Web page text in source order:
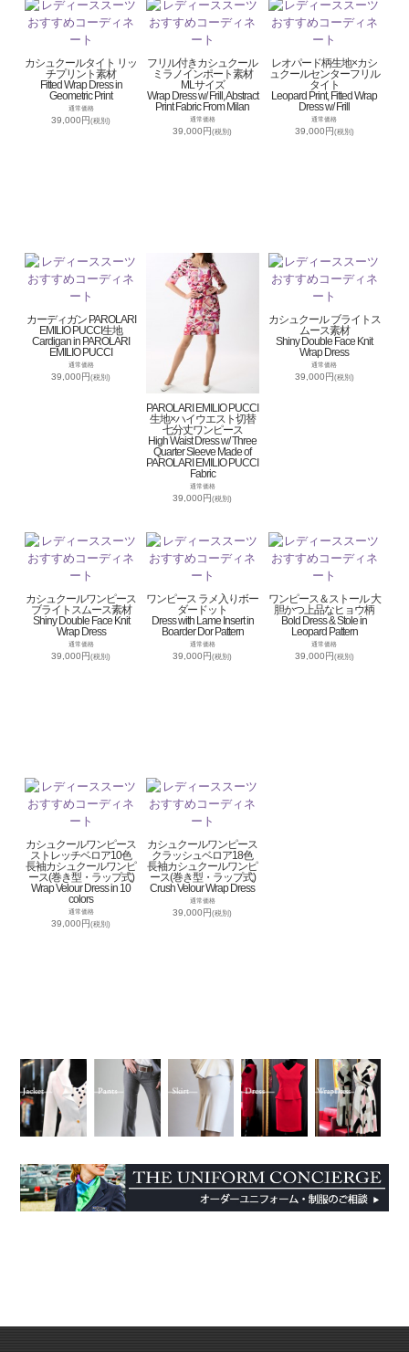
カシュクールタイト リッ
チプリント素材
Fitted Wrap Dress in
Geometric Print
通常価格
39,000円(税別)
フリル付きカシュクール
ミラノインポート素材
MLサイズ
Wrap Dress w/ Frill, Abstract
Print Fabric From Milan
通常価格
39,000円(税別)
レオパード柄生地×カシ
ュクールセンターフリル
タイト
Leopard Print, Fitted Wrap
Dress w/ Frill
通常価格
39,000円 (税別)
カーディガン PAROLARI
EMILIO PUCCI生地
Cardigan in PAROLARI
EMILIO PUCCI
通常価格
39,000円(税別)
PAROLARI EMILIO PUCCI
生地×ハイウエスト切替
七分丈ワンピース
High Waist Dress w/ Three
Quarter Sleeve Made of
PAROLARI EMILIO PUCCI
Fabric
通常価格
39,000円(税別)
カシュクール ブライトス
ムース素材
Shiny Double Face Knit
Wrap Dress
通常価格
39,000円 (税別)
カシュクールワンピース
ブライトスムース素材
Shiny Double Face Knit
Wrap Dress
通常価格
39,000円(税別)
ワンピース ラメ入りボー
ダードット
Dress with Lame Insert in
Boarder Dor Pattern
通常価格
39,000円(税別)
ワンピース＆ストール 大
胆かつ上品なヒョウ柄
Bold Dress & Stole in
Leopard Pattern
通常価格
39,000円 (税別)
カシュクールワンピース
ストレッチベロア10色
長袖カシュクールワンピ
ース(巻き型・ラップ式)
Wrap Velour Dress in 10
colors
通常価格
39,000円(税別)
カシュクールワンピース
クラッシュベロア18色
長袖カシュクールワンピ
ース(巻き型・ラップ式)
Crush Velour Wrap Dress
通常価格
39,000円(税別)